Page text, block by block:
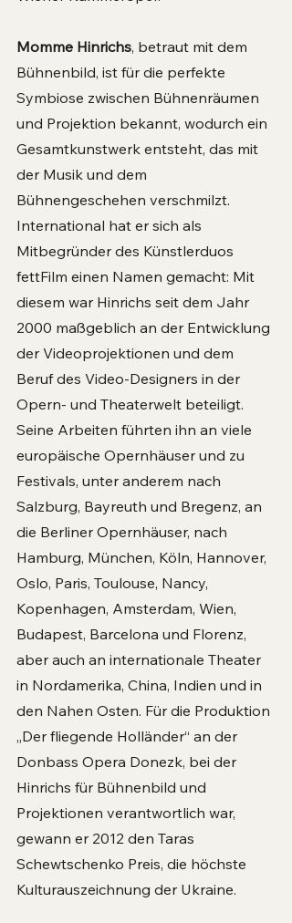
Momme Hinrichs, betraut mit dem
Bühnenbild, ist für die perfekte
Symbiose zwischen Bühnenräumen
und Projektion bekannt, wodurch ein
Gesamtkunstwerk entsteht, das mit
der Musik und dem
Bühnengeschehen verschmilzt.
International hat er sich als
Mitbegründer des Künstlerduos
fettFilm einen Namen gemacht: Mit
diesem war Hinrichs seit dem Jahr
2000 maßgeblich an der Entwicklung
der Videoprojektionen und dem
Beruf des Video-Designers in der
Opern- und Theaterwelt beteiligt.
Seine Arbeiten führten ihn an viele
europäische Opernhäuser und zu
Festivals, unter anderem nach
Salzburg, Bayreuth und Bregenz, an
die Berliner Opernhäuser, nach
Hamburg, München, Köln, Hannover,
Oslo, Paris, Toulouse, Nancy,
Kopenhagen, Amsterdam, Wien,
Budapest, Barcelona und Florenz,
aber auch an internationale Theater
in Nordamerika, China, Indien und in
den Nahen Osten. Für die Produktion
„Der fliegende Holländer“ an der
Donbass Opera Donezk, bei der
Hinrichs für Bühnenbild und
Projektionen verantwortlich war,
gewann er 2012 den Taras
Schewtschenko Preis, die höchste
Kulturauszeichnung der Ukraine.